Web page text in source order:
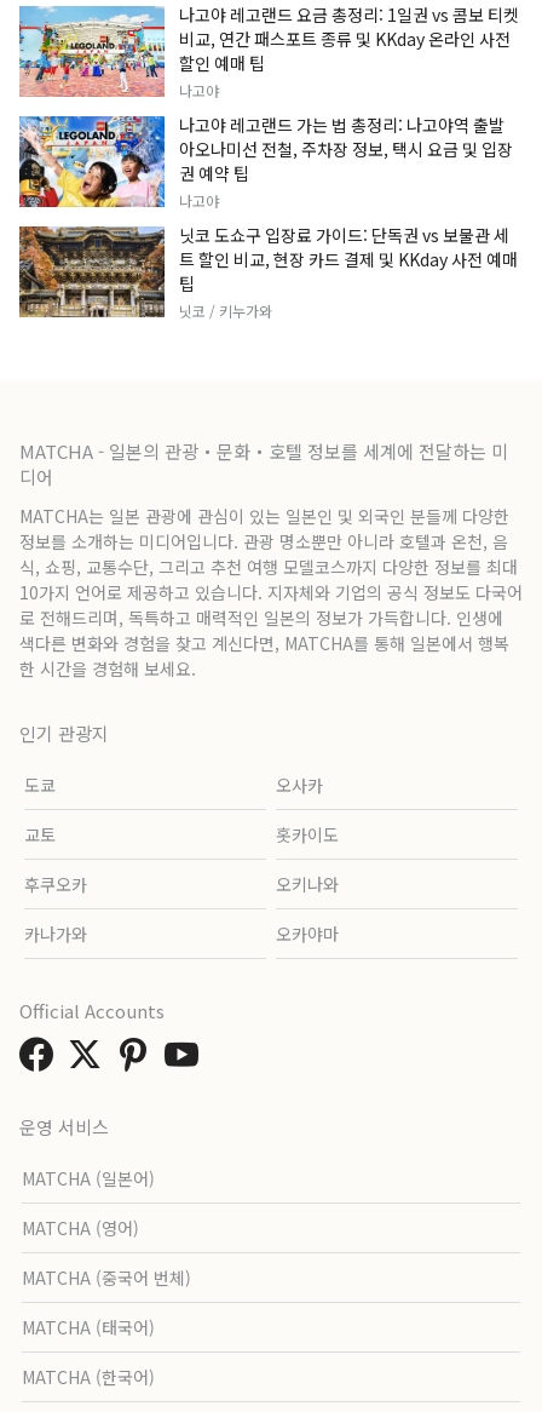
나고야 레고랜드 요금 총정리: 1일권 vs 콤보 티켓
비교, 연간 패스포트 종류 및 KKday 온라인 사전
할인 예매 팁
나고야
나고야 레고랜드 가는 법 총정리: 나고야역 출발
아오나미선 전철, 주차장 정보, 택시 요금 및 입장
권 예약 팁
나고야
닛코 도쇼구 입장료 가이드: 단독권 vs 보물관 세
트 할인 비교, 현장 카드 결제 및 KKday 사전 예매
팁
닛코 / 키누가와
MATCHA - 일본의 관광・문화・호텔 정보를 세계에 전달하는 미
디어
MATCHA는 일본 관광에 관심이 있는 일본인 및 외국인 분들께 다양한
정보를 소개하는 미디어입니다. 관광 명소뿐만 아니라 호텔과 온천, 음
식, 쇼핑, 교통수단, 그리고 추천 여행 모델코스까지 다양한 정보를 최대
10가지 언어로 제공하고 있습니다. 지자체와 기업의 공식 정보도 다국어
로 전해드리며, 독특하고 매력적인 일본의 정보가 가득합니다. 인생에
색다른 변화와 경험을 찾고 계신다면, MATCHA를 통해 일본에서 행복
한 시간을 경험해 보세요.
인기 관광지
도쿄 오사카
교토 홋카이도
후쿠오카 오키나와
카나가와 오카야마
운영 서비스
MATCHA (일본어)
MATCHA (영어)
MATCHA (중국어 번체)
MATCHA (태국어)
MATCHA (한국어)
Official Accounts